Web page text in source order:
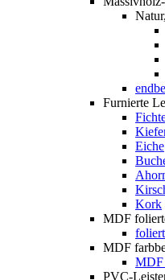
Furnierte
Eiche
Kork
MDF
MDF
MDF
PVC-